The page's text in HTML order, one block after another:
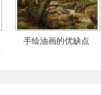
手绘油画的优缺点